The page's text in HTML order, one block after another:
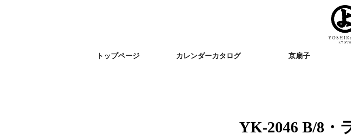
トップページ カレンダーカタログ 京扇子
YK-2046 B/8・